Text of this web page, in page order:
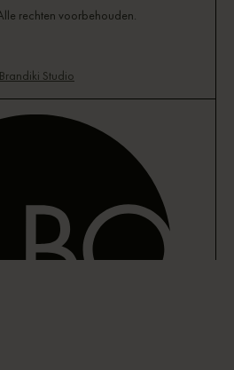
rechten voorbehouden.
Studio